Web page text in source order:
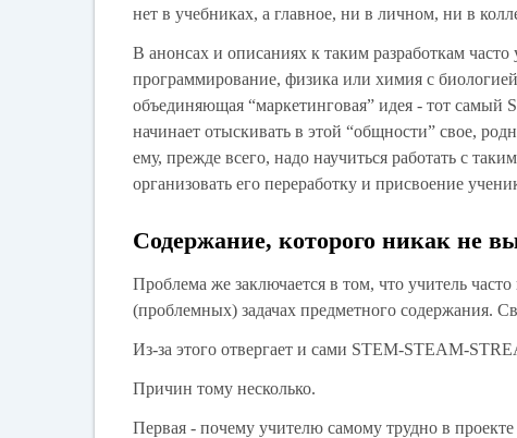
нет в учебниках, а главное, ни в личном, ни в
В анонсах и описаниях к таким разработкам
программирование, физика или химия с
объединяющая “маркетинговая” идея - тот самый
начинает отыскивать в этой “общности” свое,
ему, прежде всего, надо научиться работать с
организовать его переработку и присвоение
Содержание, которого никак не
Проблема же заключается в том, что учитель
(проблемных) задачах предметного содержания.
Из-за этого отвергает и сами STEM-STEАM-
Причин тому несколько.
Первая - почему учителю самому трудно в